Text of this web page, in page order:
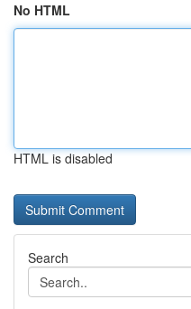
No HTML
HTML is disabled
Search